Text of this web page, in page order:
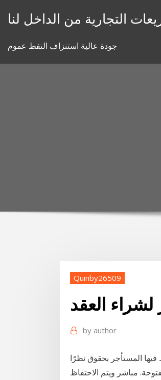
التجارية من الداخل لنا
جودة عالية استنزاف النفط عموم
Quinby26509
لشراء العقد
by author
المستأجر بحقوق نظرًا
مباشر ويتم الاحتفاظ